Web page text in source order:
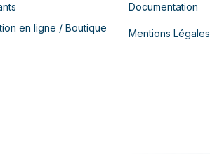
en ligne / Boutique
Documentation
Mentions Légales